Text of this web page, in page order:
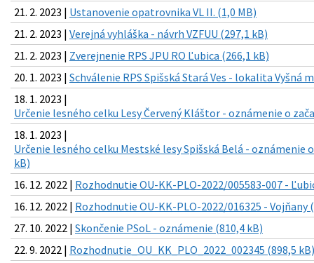
21. 2. 2023 | Ustanovenie opatrovnika VL II. (1,0 MB)
21. 2. 2023 | Verejná vyhláška - návrh VZFUU (297,1 kB)
21. 2. 2023 | Zverejnenie RPS JPU RO Ľubica (266,1 kB)
20. 1. 2023 | Schválenie RPS Spišská Stará Ves - lokalita Vyšná
18. 1. 2023 |
Určenie lesného celku Lesy Červený Kláštor - oznámenie o
18. 1. 2023 |
Určenie lesného celku Mestské lesy Spišská Belá - oznámenie
kB)
16. 12. 2022 | Rozhodnutie OU-KK-PLO-2022/005583-007 -
16. 12. 2022 | Rozhodnutie OU-KK-PLO-2022/016325 - Vojňany
27. 10. 2022 | Skončenie PSoL - oznámenie (810,4 kB)
22. 9. 2022 | Rozhodnutie_OU_KK_PLO_2022_002345 (898,5 kB)